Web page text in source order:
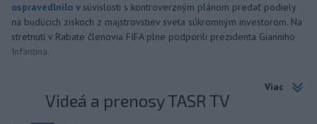
ospravedlnilo v súvislosti s kontroverzným plánom predať podiely
na budúcich ziskoch z majstrovstiev sveta súkromným investorom. Na
stretnutí v Rabate členovia FIFA plne podporili prezidenta Gianniho
Infantina.
Viac
Videá a prenosy TASR TV